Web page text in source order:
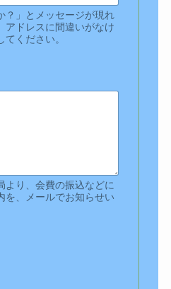
？」とメッセージが現れ
アドレスに間違いがなけ
ください。
より、会費の振込などに
を、メールでお知らせい